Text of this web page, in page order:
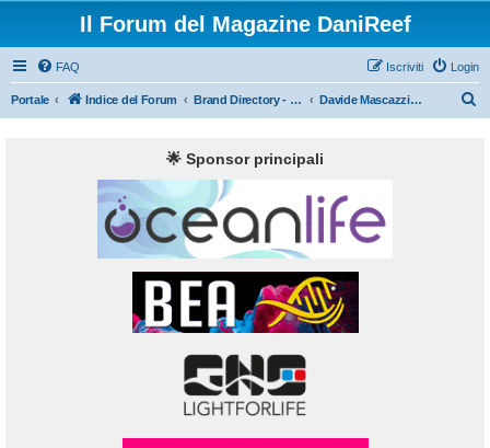
Il Forum del Magazine DaniReef
FAQ Login
Iscriviti
Portale Indice del Forum Brand Directory - Filo Diretto Davide Mascazzini "ReefSnow" risponde
🌟 Sponsor principali